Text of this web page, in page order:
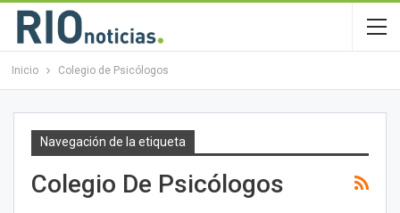
Inicio Colegio de Psicólogos
Navegación de la etiqueta
Colegio De Psicólogos